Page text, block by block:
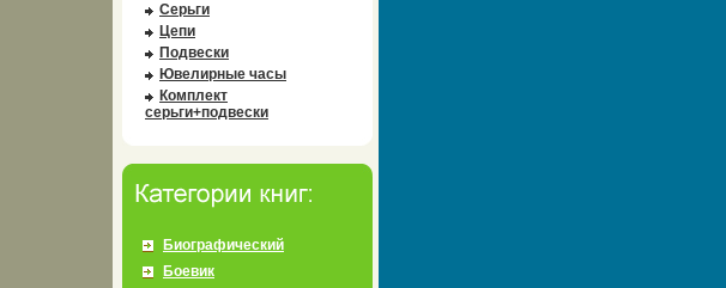
Серьги
Цепи
Подвески
Ювелирные часы
Комплект
серьги+подвески
Биографический
Боевик